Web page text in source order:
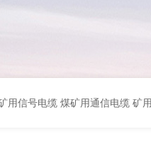
电缆 橡套软电缆YZ-3*1.5+1 YCW橡胶电缆3*10+1*6 船用橡套软电缆CEFR-3*2.5 煤矿用移动橡套软电缆MY3*4+1*4